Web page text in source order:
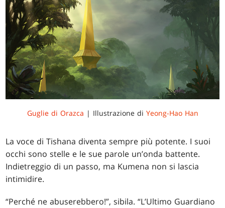
Guglie di Orazca | Illustrazione di Yeong-Hao Han
La voce di Tishana diventa sempre più potente. I suoi
occhi sono stelle e le sue parole un’onda battente.
Indietreggio di un passo, ma Kumena non si lascia
intimidire.
“Perché ne abuserebbero!”, sibila. “L’Ultimo Guardiano